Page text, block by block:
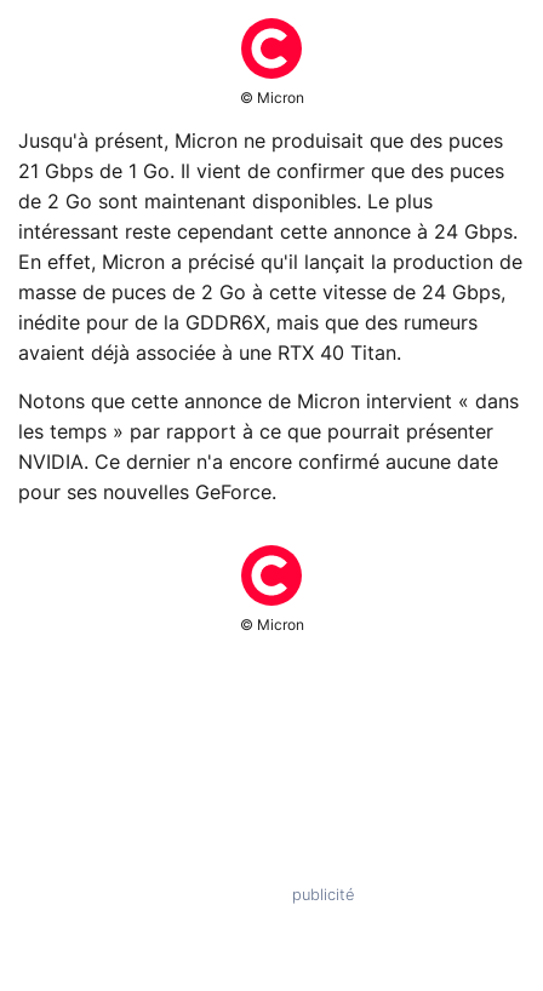
© Micron
Jusqu'à présent, Micron ne produisait que des puces
21 Gbps de 1 Go. Il vient de confirmer que des puces
de 2 Go sont maintenant disponibles. Le plus
intéressant reste cependant cette annonce à 24 Gbps.
En effet, Micron a précisé qu'il lançait la production de
masse de puces de 2 Go à cette vitesse de 24 Gbps,
inédite pour de la GDDR6X, mais que des rumeurs
avaient déjà associée à une RTX 40 Titan.
Notons que cette annonce de Micron intervient « dans
les temps » par rapport à ce que pourrait présenter
NVIDIA. Ce dernier n'a encore confirmé aucune date
pour ses nouvelles GeForce.
© Micron